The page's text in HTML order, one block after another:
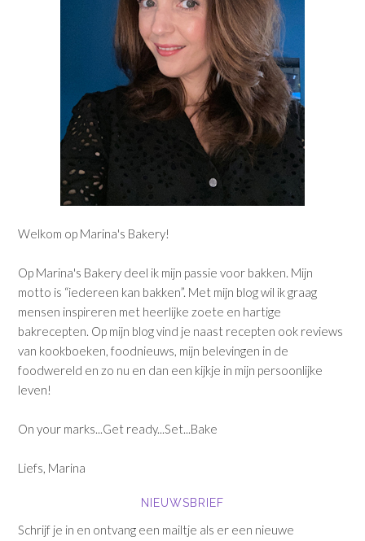
Welkom op Marina's Bakery!
Op Marina's Bakery deel ik mijn passie voor bakken. Mijn
motto is “iedereen kan bakken”. Met mijn blog wil ik graag
mensen inspireren met heerlijke zoete en hartige
bakrecepten. Op mijn blog vind je naast recepten ook reviews
van kookboeken, foodnieuws, mijn belevingen in de
foodwereld en zo nu en dan een kijkje in mijn persoonlijke
leven!
On your marks...Get ready...Set...Bake
Liefs, Marina
NIEUWSBRIEF
Schrijf je in en ontvang een mailtje als er een nieuwe